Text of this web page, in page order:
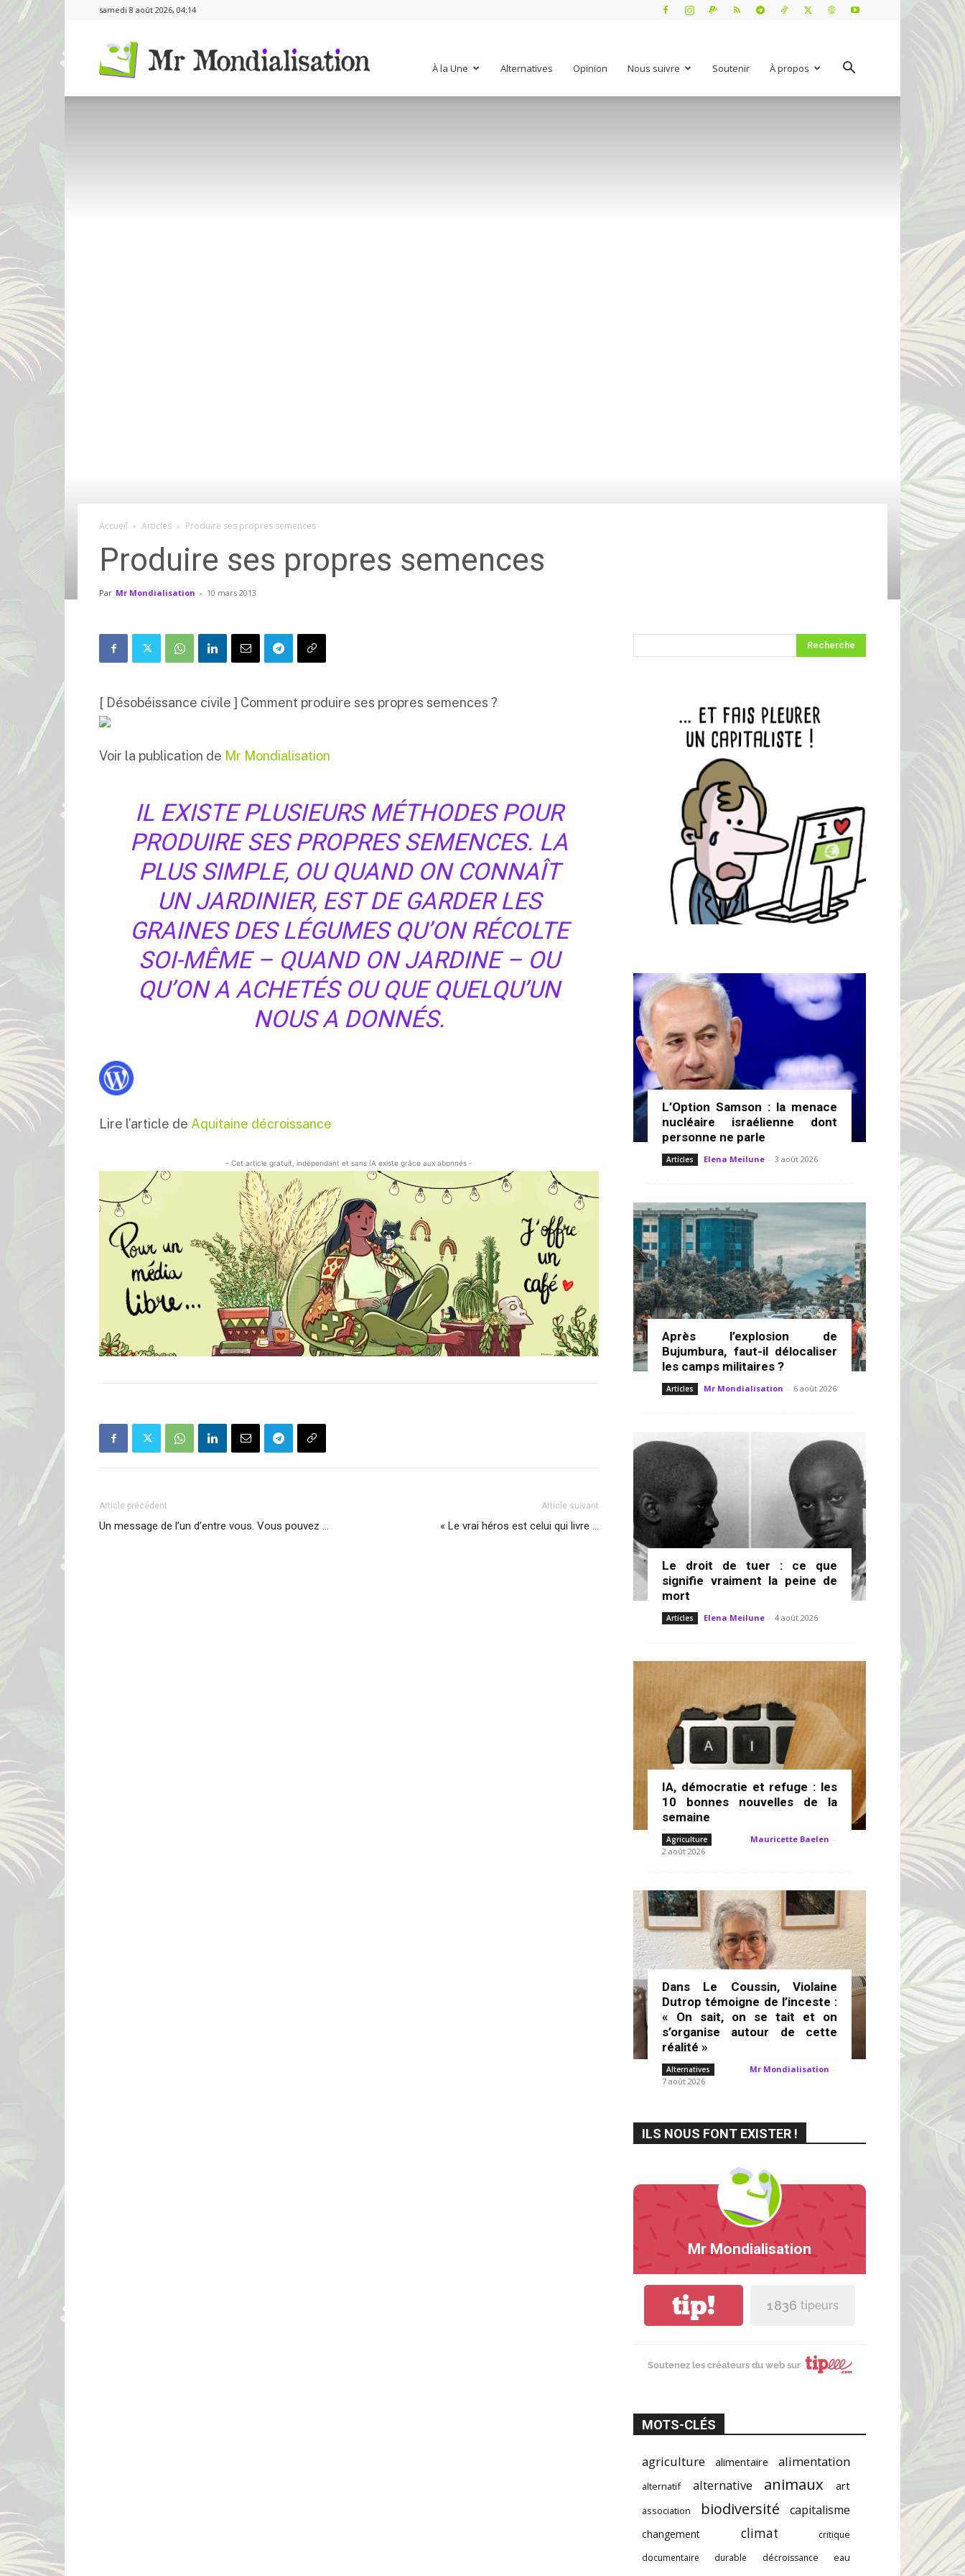
samedi 8 août 2026, 04:14
À la Une Alternatives Opinion Nous suivre Soutenir À propos
Accueil Articles Produire ses propres semences
Produire ses propres semences
Par Mr Mondialisation - 10 mars 2013
[ Désobéissance civile ] Comment produire ses propres semences ?
Voir la publication de Mr Mondialisation
IL EXISTE PLUSIEURS MÉTHODES POUR
PRODUIRE SES PROPRES SEMENCES. LA
PLUS SIMPLE, OU QUAND ON CONNAÎT
UN JARDINIER, EST DE GARDER LES
GRAINES DES LÉGUMES QU’ON RÉCOLTE
SOI-MÊME – QUAND ON JARDINE – OU
QU’ON A ACHETÉS OU QUE QUELQU’UN
NOUS A DONNÉS.
Lire l’article de Aquitaine décroissance
- Cet article gratuit, indépendant et sans IA existe grâce aux abonnés -
Article précédent
Un message de l’un d’entre vous. Vous pouvez …
Article suivant
« Le vrai héros est celui qui livre …
L’Option Samson : la menace
nucléaire israélienne dont
personne ne parle
Articles Elena Meilune - 3 août 2026
Après l’explosion de
Bujumbura, faut-il délocaliser
les camps militaires ?
Articles Mr Mondialisation - 6 août 2026
Le droit de tuer : ce que
signifie vraiment la peine de
mort
Articles Elena Meilune - 4 août 2026
IA, démocratie et refuge : les
10 bonnes nouvelles de la
semaine
Agriculture Mauricette Baelen -
2 août 2026
Dans Le Coussin, Violaine
Dutrop témoigne de l’inceste :
« On sait, on se tait et on
s’organise autour de cette
réalité »
Alternatives Mr Mondialisation -
7 août 2026
ILS NOUS FONT EXISTER !
Mr Mondialisation
tip! 1 836 tipeurs
Soutenez les créateurs du web sur
MOTS-CLÉS
agriculture alimentaire alimentation
alternatif alternative animaux art
association biodiversité capitalisme
changement climat
critique
documentaire
durable décroissance eau